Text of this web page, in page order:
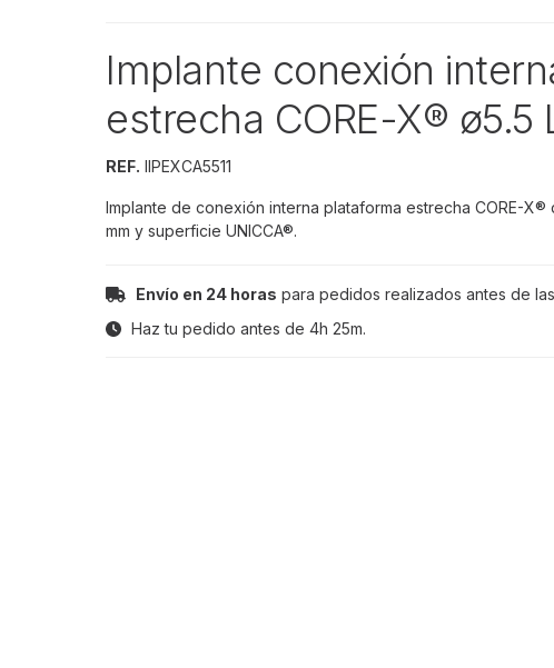
Implante conexión
estrecha CORE-X® ø5.5
REF. IIPEXCA5511
Implante de conexión interna plataforma estrecha CORE-X®
mm y superficie UNICCA®.
Envío en 24 horas para pedidos realizados antes de las
Haz tu pedido antes de 4h 25m.